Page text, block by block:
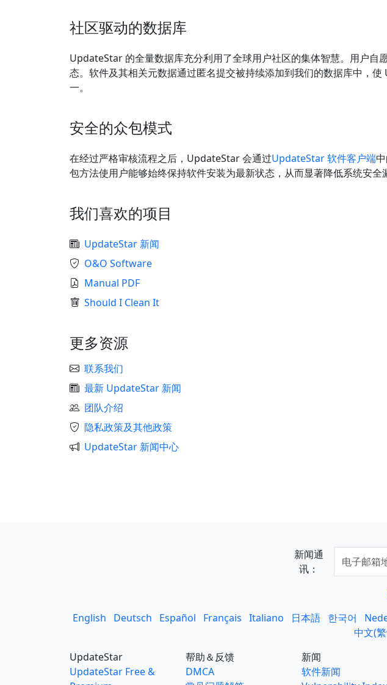
社区驱动的数据库
UpdateStar 的全量数据库充分利用了全球用户社区的集体智慧。用户
态。软件及其相关元数据通过匿名提交被持续添加到我们的数据库中，
一。
安全的众包模式
在经过严格审核流程之后，UpdateStar 会通过UpdateStar 软件客户端
包方法使用户能够始终保持软件安装为最新状态，从而显著降低系统安全
我们喜欢的项目
UpdateStar 新闻
O&O Software
Manual PDF
Should I Clean It
更多资源
联系我们
最新 UpdateStar 新闻
团队介绍
隐私政策及其他政策
UpdateStar 新闻中心
新闻通
讯：
English Deutsch Español Français Italiano 日本語 한국어
中文(
UpdateStar
UpdateStar Free &
帮助＆反馈
DMCA
新闻
软件新闻